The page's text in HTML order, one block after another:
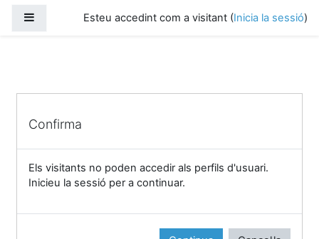
Panell lateralEsteu accedint com a visitant (Inicia la sessió)
Confirma
Els visitants no poden accedir als perfils d'usuari.
Inicieu la sessió per a continuar.